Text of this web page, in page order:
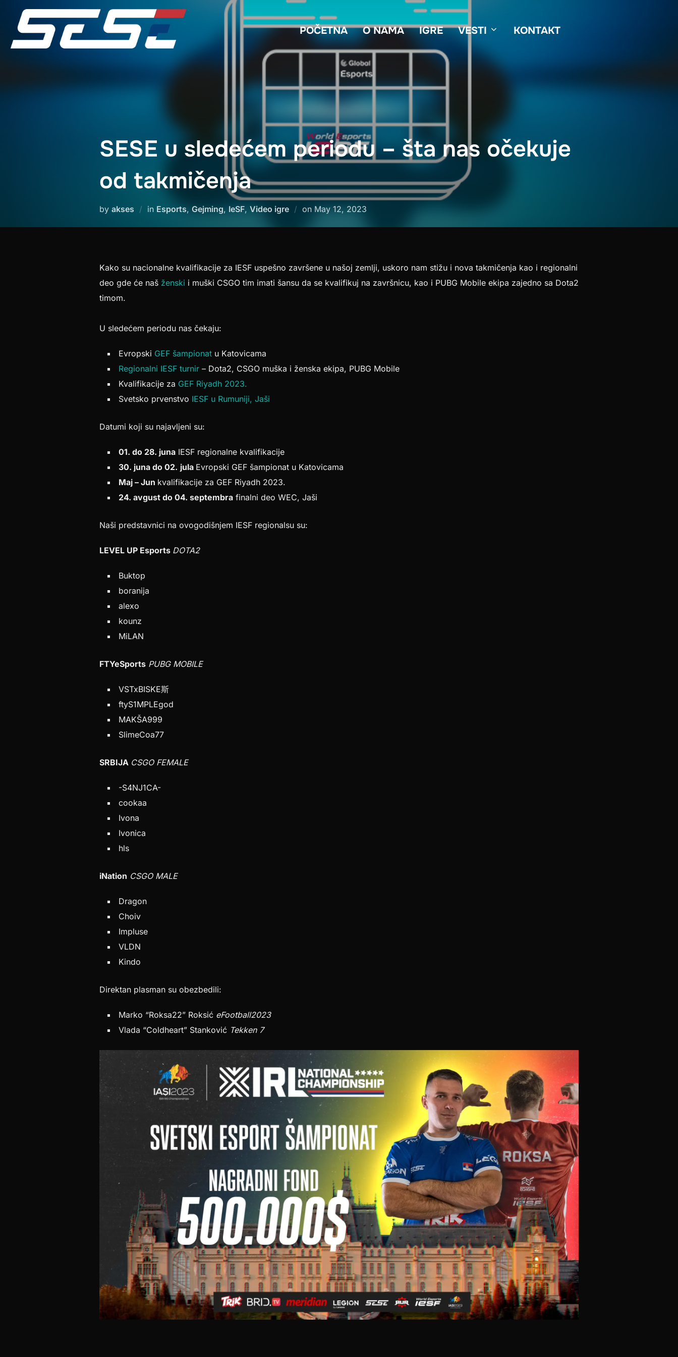
content
POČETNA O NAMA IGRE VESTI KONTAKT
SESE u sledećem periodu – šta nas očekuje
od takmičenja
by akses in Esports, Gejming, IeSF, Video igre on Posted
May 12, 2023
Kako su nacionalne kvalifikacije za IESF uspešno završene u našoj zemlji, uskoro nam stižu i nova takmičenja kao i regionalni
deo gde će naš ženski i muški CSGO tim imati šansu da se kvalifikuj na završnicu, kao i PUBG Mobile ekipa zajedno sa Dota2
timom.
U sledećem periodu nas čekaju:
Evropski GEF šampionat u Katovicama
Regionalni IESF turnir – Dota2, CSGO muška i ženska ekipa, PUBG Mobile
Kvalifikacije za GEF Riyadh 2023.
Svetsko prvenstvo IESF u Rumuniji, Jaši
Datumi koji su najavljeni su:
01. do 28. juna IESF regionalne kvalifikacije
30. juna do 02. jula Evropski GEF šampionat u Katovicama
Maj – Jun kvalifikacije za GEF Riyadh 2023.
24. avgust do 04. septembra finalni deo WEC, Jaši
Naši predstavnici na ovogodišnjem IESF regionalsu su:
LEVEL UP Esports DOTA2
Buktop
boranija
alexo
kounz
MiLAN
FTYeSports PUBG MOBILE
VSTxBISKE斯
ftyS1MPLEgod
MAKŠA999
SlimeCoa77
SRBIJA CSGO FEMALE
-S4NJ1CA-
cookaa
Ivona
Ivonica
hls
iNation CSGO MALE
Dragon
Choiv
Impluse
VLDN
Kindo
Direktan plasman su obezbedili:
Marko “Roksa22” Roksić eFootball2023
Vlada “Coldheart” Stanković Tekken 7